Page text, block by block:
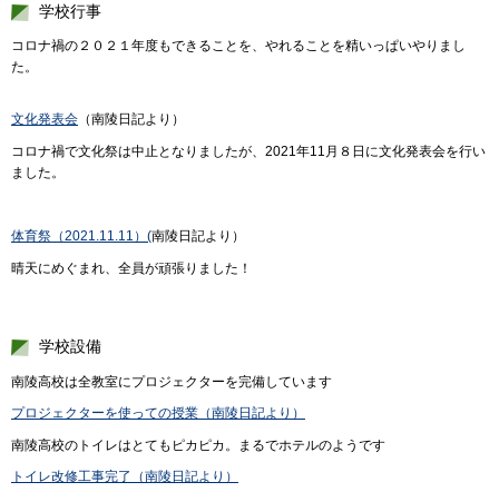
学校行事
コロナ禍の２０２１年度もできることを、やれることを精いっぱいやりまし
た。
文化発表会 （南陵日記より）
コロナ禍で文化祭は中止となりましたが、2021年11月８日に文化発表会を行い
ました。
体育祭（2021.11.11）(南陵日記より）
晴天にめぐまれ、全員が頑張りました！
学校設備
南陵高校は全教室にプロジェクターを完備しています
プロジェクターを使っての授業（南陵日記より）
南陵高校のトイレはとてもピカピカ。まるでホテルのようです
トイレ改修工事完了（南陵日記より）